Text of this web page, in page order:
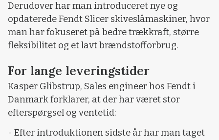
Derudover har man introduceret nye og
opdaterede Fendt Slicer skiveslåmaskiner, hvor
man har fokuseret på bedre trækkraft, større
fleksibilitet og et lavt brændstofforbrug.
For lange leveringstider
Kasper Glibstrup, Sales engineer hos Fendt i
Danmark forklarer, at der har været stor
efterspørgsel og ventetid:
- Efter introduktionen sidste år har man taget